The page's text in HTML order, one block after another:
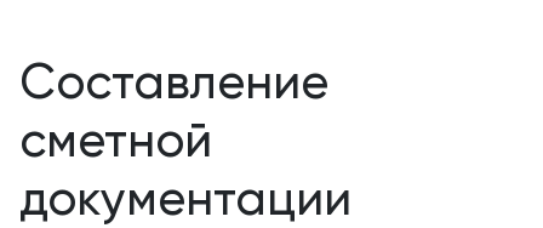
Составление
сметной
документации